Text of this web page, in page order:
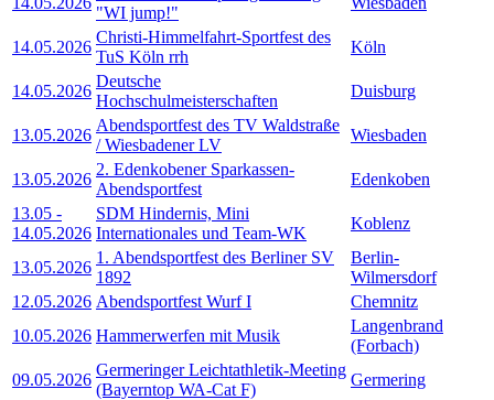
"WI jump!"
14.05.2026
Christi-Himmelfahrt-Sportfest des
TuS Köln rrh
Köln
14.05.2026
Deutsche
Hochschulmeisterschaften
Duisburg
13.05.2026
Abendsportfest des TV Waldstraße
/ Wiesbadener LV
Wiesbaden
13.05.2026
2. Edenkobener Sparkassen-
Abendsportfest
Edenkoben
13.05 -
14.05.2026
SDM Hindernis, Mini
Internationales und Team-WK
Koblenz
13.05.2026
1. Abendsportfest des Berliner SV
1892
Berlin-
Wilmersdorf
12.05.2026 Abendsportfest Wurf I
Chemnitz
10.05.2026 Hammerwerfen mit Musik
Langenbrand
(Forbach)
09.05.2026
Germeringer Leichtathletik-Meeting
(Bayerntop WA-Cat F)
Germering